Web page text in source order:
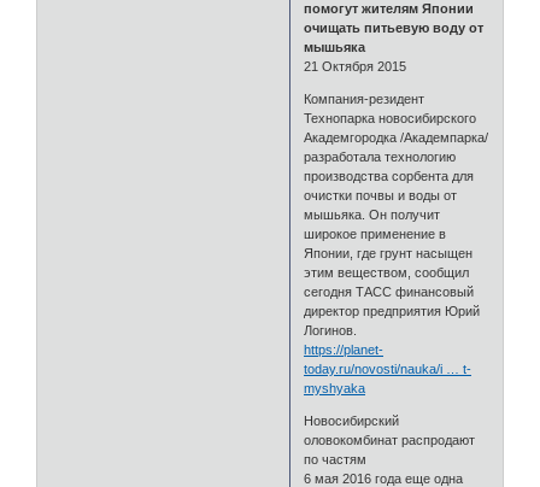
помогут жителям Японии
очищать питьевую воду от
мышьяка
21 Октября 2015
Компания-резидент
Технопарка новосибирского
Академгородка /Академпарка/
разработала технологию
производства сорбента для
очистки почвы и воды от
мышьяка. Он получит
широкое применение в
Японии, где грунт насыщен
этим веществом, сообщил
сегодня ТАСС финансовый
директор предприятия Юрий
Логинов.
https://planet-
today.ru/novosti/nauka/i … t-
myshyaka
Новосибирский
оловокомбинат распродают
по частям
6 мая 2016 года еще одна